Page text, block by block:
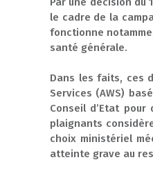
le cadre de la
fonctionne
santé générale.
Dans les faits, ces
Services (AWS)
Conseil d’Etat
plaignants
choix ministériel
atteinte grave au